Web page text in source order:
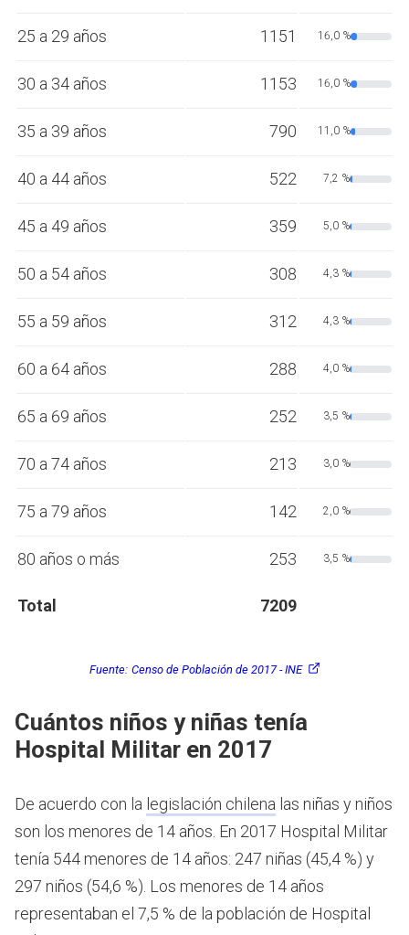
25 a 29 años 1151 16,0 %
30 a 34 años 1153 16,0 %
35 a 39 años 790 11,0 %
40 a 44 años 522 7,2 %
45 a 49 años 359 5,0 %
50 a 54 años 308 4,3 %
55 a 59 años 312 4,3 %
60 a 64 años 288 4,0 %
65 a 69 años 252 3,5 %
70 a 74 años 213 3,0 %
75 a 79 años 142 2,0 %
80 años o más 253 3,5 %
Total 7209
Fuente: Censo de Población de 2017 - INE
Cuántos niños y niñas tenía
Hospital Militar en 2017
De acuerdo con la legislación chilena las niñas y niños
son los menores de 14 años. En 2017 Hospital Militar
tenía 544 menores de 14 años: 247 niñas (45,4 %) y
297 niños (54,6 %). Los menores de 14 años
representaban el 7,5 % de la población de Hospital